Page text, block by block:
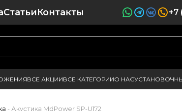
СтатьиКонтакты +7
ВСЕ АКЦИИВСЕ КАТЕГОРИИО НАС
- Акустика MdPower SP-U172